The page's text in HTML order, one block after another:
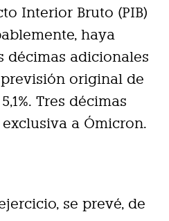
Interior Bruto (PIB)
haya
décimas adicionales
previsión original de
Tres décimas
a Ómicron.
se prevé, de